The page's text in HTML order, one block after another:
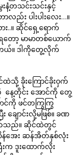
နံ့တသင်းသင်းနှင့်
လည်း ပါးပါးလေး…။
း..။ ဆိုင်ရှေ့ရောက်
တော့ မာမာတစ်ယောက်
ယ်။ ဒါကိုတွေ့လိုက်
သို့ ခိုးကြောင်ခိုးဝှက်
နေ့တိုင်း အောင်ကို တွေ့
င်ကို ဖင်တကြွကြွ
ချောင်းလို့မဖြစ်။ ခဏ
က်သည်။ ဆိုင်ထဲတွင်
န်အေး ဆန်အိတ်နှစ်လုံး
က ဒူးထောက်လိုး